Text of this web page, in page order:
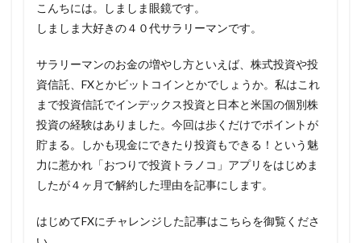
こんちには。しましま眼鏡です。
しましま大好きの４０代サラリーマンです。
サラリーマンのお金の増やし方といえば、株式投資や投
資信託、FXとかビットコインとかでしょうか。私はこれ
まで投資信託でインデックス投資と日本と米国の個別株
投資の経験はありました。今回は歩くだけでポイントが
貯まる。しかも現金にできたり投資もできる！という魅
力に惹かれ「おつりで投資トラノコ」アプリをはじめま
したが４ヶ月で解約した理由を記事にします。
はじめてFXにチャレンジした記事はこちらを御覧くださ